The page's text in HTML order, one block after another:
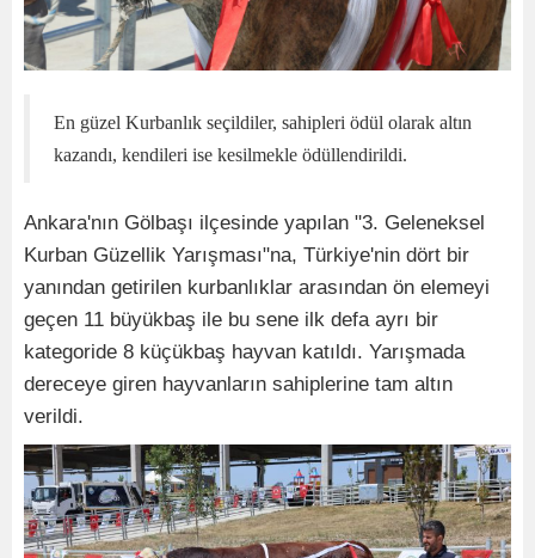
En güzel Kurbanlık seçildiler, sahipleri ödül olarak altın
kazandı, kendileri ise kesilmekle ödüllendirildi.
Ankara'nın Gölbaşı ilçesinde yapılan "3. Geleneksel
Kurban Güzellik Yarışması"na, Türkiye'nin dört bir
yanından getirilen kurbanlıklar arasından ön elemeyi
geçen 11 büyükbaş ile bu sene ilk defa ayrı bir
kategoride 8 küçükbaş hayvan katıldı. Yarışmada
dereceye giren hayvanların sahiplerine tam altın
verildi.